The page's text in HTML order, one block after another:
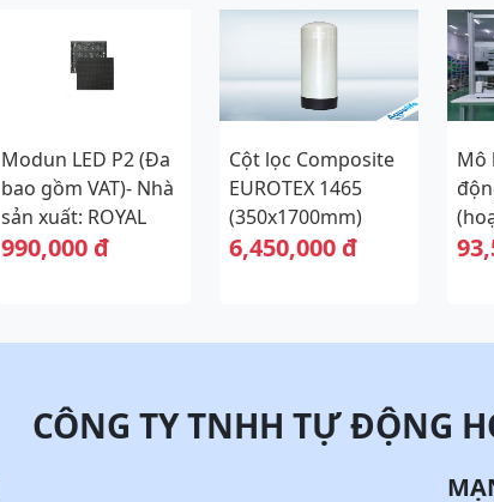
Modun LED P2 (Đa
bao gồm VAT)- Nhà
sản xuất: ROYAL
DISPLAY
990,000 đ
Cột lọc Composite
EUROTEX 1465
(350x1700mm)
6,450,000 đ
Mô
CÔNG TY TNHH TỰ ĐỘNG